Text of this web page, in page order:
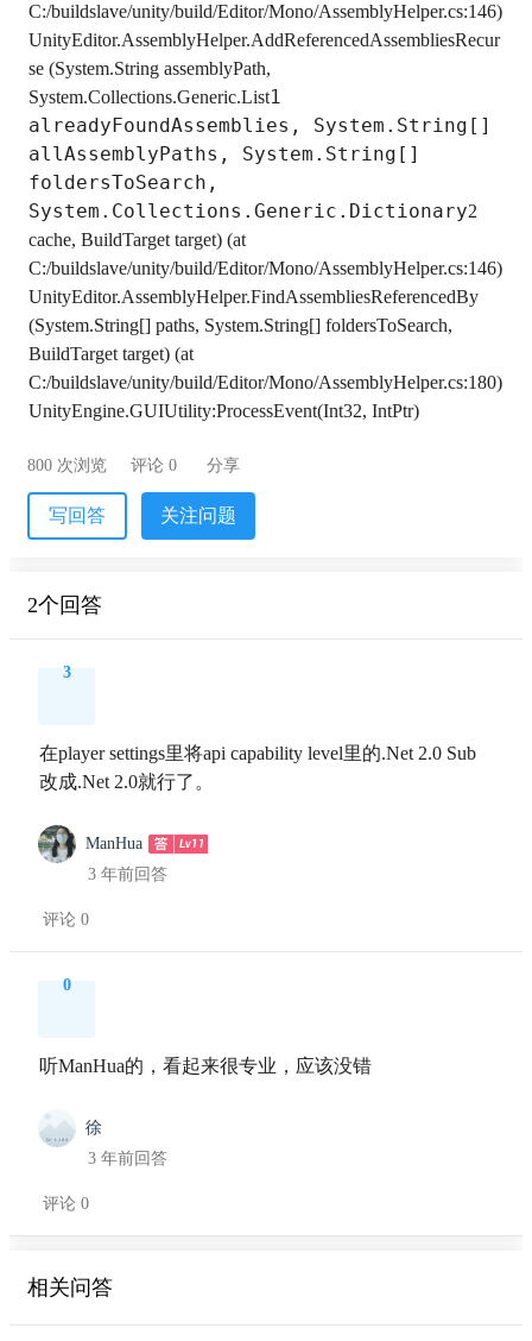
C:/buildslave/unity/build/Editor/Mono/AssemblyHelper.cs:146)
UnityEditor.AssemblyHelper.AddReferencedAssembliesRecur
se (System.String assemblyPath,
System.Collections.Generic.List1
alreadyFoundAssemblies, System.String[]
allAssemblyPaths, System.String[]
foldersToSearch,
System.Collections.Generic.Dictionary2
cache, BuildTarget target) (at
C:/buildslave/unity/build/Editor/Mono/AssemblyHelper.cs:146)
UnityEditor.AssemblyHelper.FindAssembliesReferencedBy
(System.String[] paths, System.String[] foldersToSearch,
BuildTarget target) (at
C:/buildslave/unity/build/Editor/Mono/AssemblyHelper.cs:180)
UnityEngine.GUIUtility:ProcessEvent(Int32, IntPtr)
800 次浏览 评论 0 分享
写回答 关注问题
2个回答
3
在player settings里将api capability level里的.Net 2.0 Sub
改成.Net 2.0就行了。
ManHua
3 年前回答
评论 0
0
听ManHua的，看起来很专业，应该没错
徐
3 年前回答
评论 0
相关问答